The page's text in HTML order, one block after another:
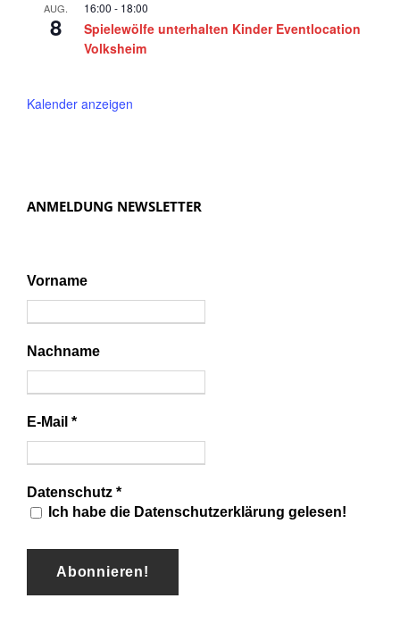
AUG.
8
16:00 - 18:00
Spielewölfe unterhalten Kinder Eventlocation
Volksheim
Kalender anzeigen
ANMELDUNG NEWSLETTER
Vorname
Nachname
E-Mail *
Datenschutz *
Ich habe die Datenschutzerklärung gelesen!